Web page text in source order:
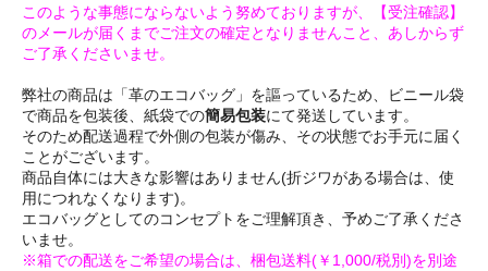
このような事態にならないよう努めておりますが、【受注確認】
のメールが届くまでご注文の確定となりませんこと、あしからず
ご了承くださいませ。
弊社の商品は「革のエコバッグ」を謳っているため、ビニール袋
で商品を包装後、紙袋での簡易包装にて発送しています。
そのため配送過程で外側の包装が傷み、その状態でお手元に届く
ことがございます。
商品自体には大きな影響はありません(折ジワがある場合は、使
用につれなくなります)。
エコバッグとしてのコンセプトをご理解頂き、予めご了承くださ
いませ。
※箱での配送をご希望の場合は、梱包送料(￥1,000/税別)を別途